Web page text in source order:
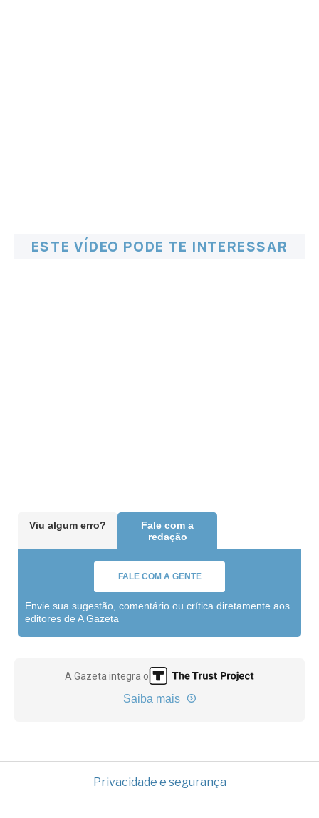
ESTE VÍDEO PODE TE INTERESSAR
Viu algum erro?
Fale com a
redação
FALE COM A GENTE
Envie sua sugestão, comentário ou crítica diretamente aos
editores de A Gazeta
A Gazeta integra o
Saiba mais
Privacidade e segurança